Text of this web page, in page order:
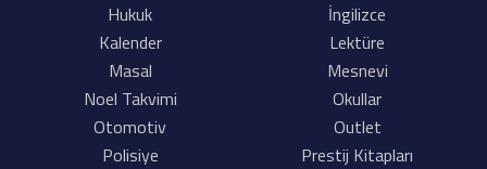
Hukuk
İngilizce
Kalender
Lektüre
Masal
Mesnevi
Noel Takvimi
Okullar
Otomotiv
Outlet
Polisiye
Prestij Kitapları